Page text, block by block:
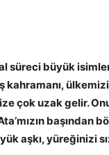
süreci büyük
çok uzak gelir.
başından
aşkı, yüreğinizi